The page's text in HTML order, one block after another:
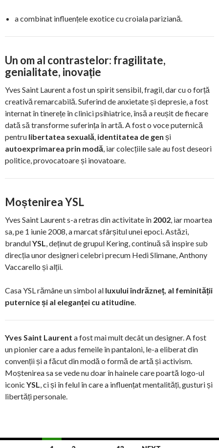
a combinat influențele exotice cu croiala pariziană.
Un om al contrastelor: fragilitate,
genialitate, inovație
Yves Saint Laurent a fost un spirit sensibil, fragil, dar cu o forță
creativă remarcabilă. Suferind de anxietate și depresie, a fost
internat în tinerețe în clinici psihiatrice, însă a reușit de fiecare
dată să transforme suferința în artă. A fost o voce puternică
pentru libertatea sexuală, identitatea de gen și
autoexprimarea prin modă, iar colecțiile sale au fost deseori
politice, provocatoare și inovatoare.
Moștenirea YSL
Yves Saint Laurent s-a retras din activitate în 2002, iar moartea
sa, pe 1 iunie 2008, a marcat sfârșitul unei epoci. Astăzi,
brandulYSL, deținut de grupul Kering, continuă să inspire sub
direcția unor designeri celebri precum Hedi Slimane, Anthony
Vaccarello și alții.
Casa YSL rămâne un simbol al luxului îndrăzneț, al feminității
puternice și al eleganței cu atitudine.
Yves Saint Laurent a fost mai mult decât un designer. A fost
un pionier care a adus femeile în pantaloni, le-a eliberat din
convenții și a făcut din modă o formă de artă și activism.
Moștenirea sa se vede nu doar în hainele care poartă logo-ul
iconic YSL, ci și în felul în care a influențat mentalități, gusturi și
libertăți personale.